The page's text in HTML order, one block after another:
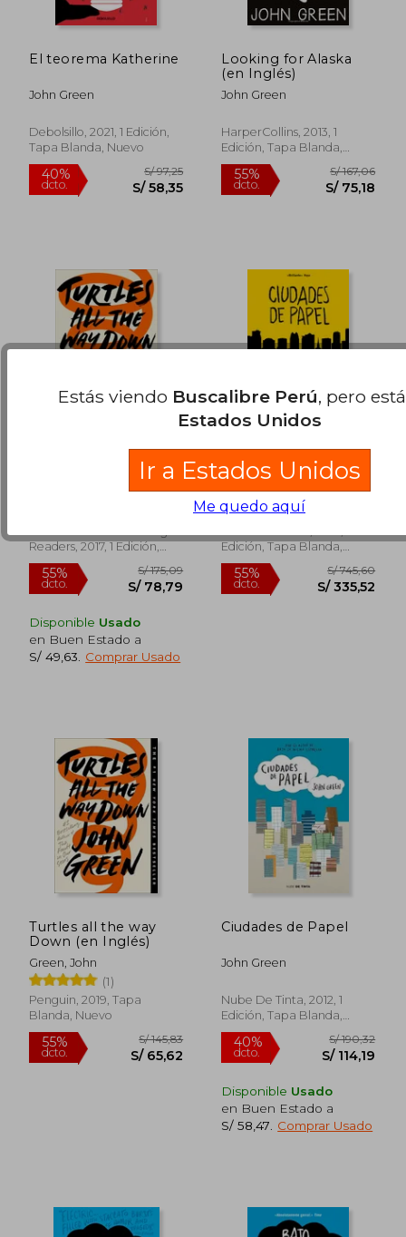
40% S/ 90,90 40%
dcto.
55%
dcto.
S/ 150,76 55%
dcto.
S/
El teorema Katherine
John Green
Debolsillo, 2021, 1 Edición,
Tapa Blanda, Nuevo
40%
dcto. S/ 58,35
Looking for Alaska
(en Inglés)
John Green
HarperCollins, 2013, 1
Edición, Tapa Blanda,
Usado
55%
dcto. S/
Down (en Inglés)
Readers, 2017, 1 Edición,
Tapa Dura, Nuevo
Disponible Usado
en Buen Estado a
S/ 49,63
Comprar Usado
Ciudades de papel
John Green
(5)
Edición, Tapa Blanda,
Usado
Turtles all the way
Down (en Inglés)
Green, John
(1)
Penguin, 2019, Tapa
Blanda, Nuevo
Ciudades de Papel
John Green
Nube De Tinta, 2012, 1
Edición, Tapa Blanda,
Nuevo
Disponible Usado
en Buen Estado a
S/ 58,47
Comprar Usado
Estás viendo Buscalibre Perú, pero
Estados Unidos
Ir a Estados Unidos
Me quedo aquí